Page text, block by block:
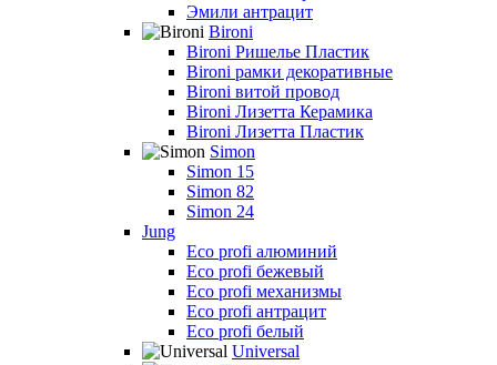
Эмили антрацит
Bironi
Bironi Ришелье Пластик
Bironi рамки декоративные
Bironi витой провод
Bironi Лизетта Керамика
Bironi Лизетта Пластик
Simon
Simon 15
Simon 82
Simon 24
Jung
Eco profi алюминий
Eco profi бежевый
Eco profi механизмы
Eco profi антрацит
Eco profi белый
Universal